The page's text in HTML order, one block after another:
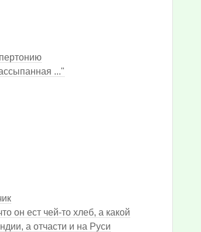
..."
он ест чей-то хлеб, а какой
а отчасти и на Руси